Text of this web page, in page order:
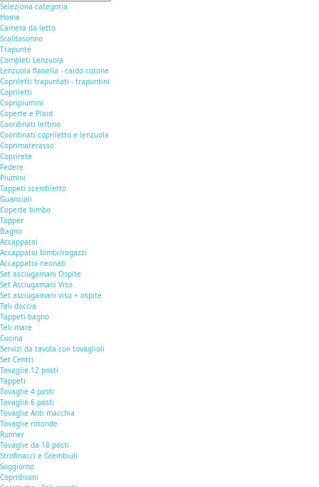
Seleziona categoria
Home
Camera da letto
Scaldasonno
Trapunte
Completi Lenzuola
Lenzuola flanella - caldo cotone
Copriletti trapuntati - trapuntini
Copriletti
Copripiumini
Coperte e Plaid
Coordinati lettino
Coordinati copriletto e lenzuola
Coprimaterasso
Coprirete
Federe
Piumini
Tappeti scendiletto
Guanciali
Coperte bimbo
Topper
Bagno
Accappatoi
Accappatoi bimbi/ragazzi
Accappatoi neonati
Set asciugamani Ospite
Set Asciugamani Viso
Set asciugamani viso + ospite
Teli doccia
Tappeti bagno
Teli mare
Cucina
Servizi da tavola con tovaglioli
Set Centri
Tovaglie 12 posti
Tappeti
Tovaglie 4 posti
Tovaglie 6 posti
Tovaglie Anti macchia
Tovaglie rotonde
Runner
Tovaglie da 18 posti
Strofinacci e Grembiuli
Soggiorno
Copridivani